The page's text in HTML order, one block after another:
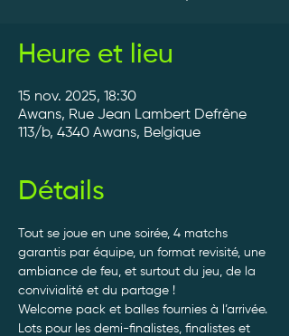
Heure et lieu
15 nov. 2025, 18:30
Awans, Rue Jean Lambert Defrêne
113/b, 4340 Awans, Belgique
Détails
Tout se joue en une soirée, 4 matchs
garantis par équipe, un format revisité, une
ambiance de feu, et surtout du jeu, de la
convivialité et du partage !
Welcome pack et balles fournies à l’arrivée.
Lots pour les demi-finalistes, finalistes et